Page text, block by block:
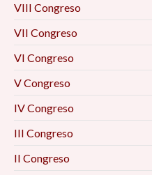
VIII Congreso
VII Congreso
VI Congreso
V Congreso
IV Congreso
III Congreso
II Congreso